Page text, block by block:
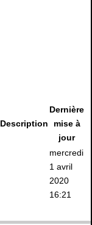
Description
Dernière
mise à
jour
mercredi
1 avril
2020
16:21